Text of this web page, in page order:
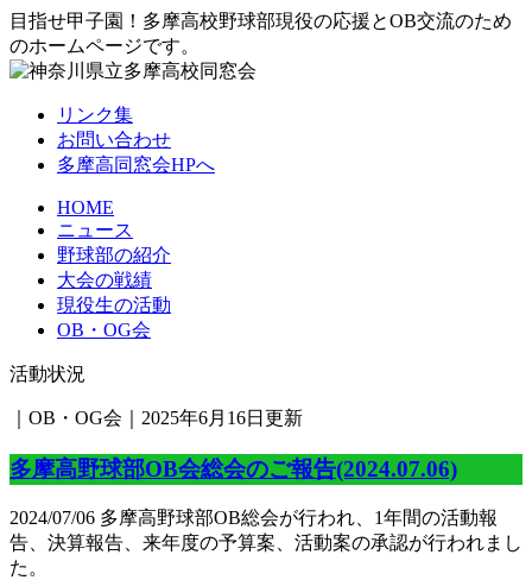
目指せ甲子園！多摩高校野球部現役の応援とOB交流のため
のホームページです。
リンク集
お問い合わせ
多摩高同窓会HPへ
HOME
ニュース
野球部の紹介
大会の戦績
現役生の活動
OB・OG会
活動状況
｜OB・OG会｜2025年6月16日更新
多摩高野球部OB会総会のご報告(2024.07.06)
2024/07/06 多摩高野球部OB総会が行われ、1年間の活動報
告、決算報告、来年度の予算案、活動案の承認が行われまし
た。